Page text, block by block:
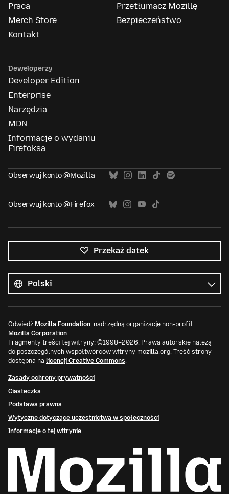
Praca
Merch Store
Kontakt
Przetłumacz Mozillę
Bezpieczeństwo
Deweloperzy
Developer Edition
Enterprise
Narzędzia
MDN
Informacje o wydaniu
Firefoksa
Obserwuj konto @Mozilla
Obserwuj konto @Firefox
Przekaż datek
języki
Język
Odwiedź Mozilla Foundation , nadrzędną organizację non-profit
Mozilla Corporation
Fragmenty treści tej witryny: ©1998–2026. Prawa autorskie należą
do poszczególnych współtwórców witryny mozilla.org. Treść strony
dostępna na licencji Creative Commons
Zasady ochrony prywatności
Ciasteczka
Podstawa prawna
Wytyczne dotyczące uczestnictwa w społeczności
Informacje o tej witrynie